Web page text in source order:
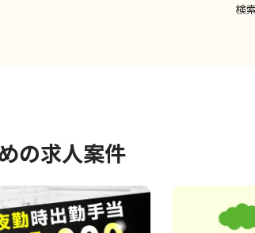
検
の求人案件